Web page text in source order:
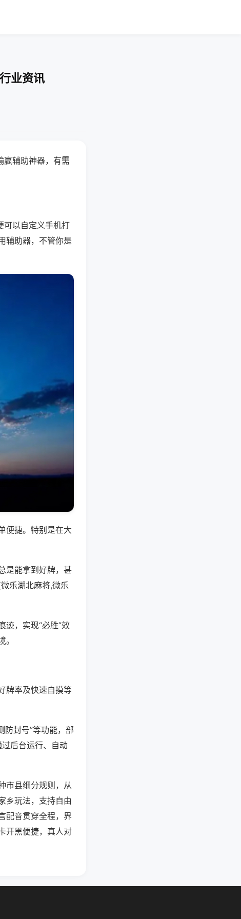
业资讯
赢辅助神器，有需
可以自定义手机打
辅助器，不管你是
便捷。特别是在大
是能拿到好牌，甚
乐湖北麻将,微乐
迹，实现“必胜”效
牌率及快速自摸等
防封号”等功能，部
过后台运行、自动
市县细分规则，从
乡玩法，支持自由
配音贯穿全程，界
开黑便捷，真人对